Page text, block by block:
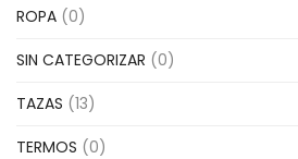
ROPA (0)
SIN CATEGORIZAR (0)
TAZAS (13)
TERMOS (0)